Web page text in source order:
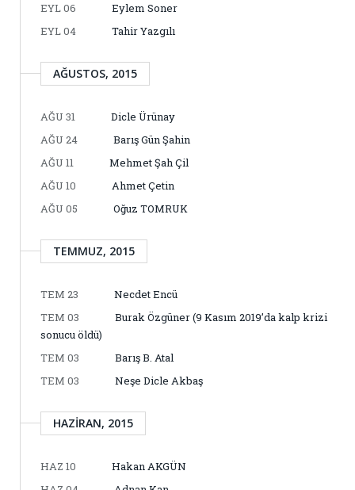
EYL 06
Eylem Soner
EYL 04
Tahir Yazgılı
AĞUSTOS, 2015
AĞU 31
Dicle Ürünay
AĞU 24
Barış Gün Şahin
AĞU 11
Mehmet Şah Çil
AĞU 10
Ahmet Çetin
AĞU 05
Oğuz TOMRUK
TEMMUZ, 2015
TEM 23
Necdet Encü
TEM 03
Burak Özgüner (9 Kasım 2019’da kalp krizi
sonucu öldü)
TEM 03
Barış B. Atal
TEM 03
Neşe Dicle Akbaş
HAZIRAN, 2015
HAZ 10
Hakan AKGÜN